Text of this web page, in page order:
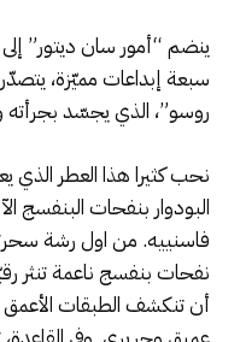
ينضم “أمور سان ديتور” إلى
سبعة إبداعات مميّزة،
روسو”، الذي يجسّد بجرأته
نحب كثيرا هذا العطر الذي
البودوار بنفحات البنفسج
فاسنييه. من اول رشة
نفحات بنفسج ناعمة تنثر
أن تنكشف الطبقات